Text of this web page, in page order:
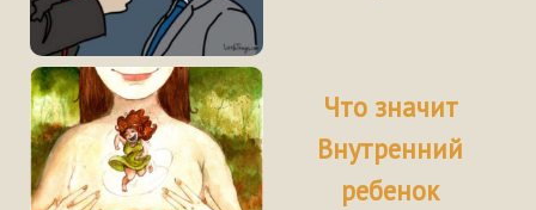
Что значит
Внутренний
ребенок